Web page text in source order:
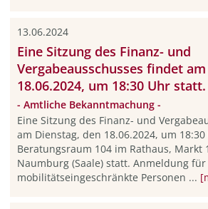
13.06.2024
Eine Sitzung des Finanz- und
Vergabeausschusses findet
18.06.2024, um 18:30 Uhr statt.
- Amtliche Bekanntmachung -
Eine Sitzung des Finanz- und
am Dienstag, den 18.06.2024, um
Beratungsraum 104 im Rathaus, Markt
Naumburg (Saale) statt. Anmeldung für
mobilitätseingeschränkte Personen ...